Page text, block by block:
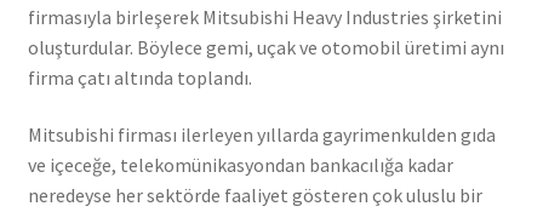
firmasıyla birleşerek Mitsubishi Heavy Industries şirketini
oluşturdular. Böylece gemi, uçak ve otomobil üretimi aynı
firma çatı altında toplandı.
Mitsubishi firması ilerleyen yıllarda gayrimenkulden gıda
ve içeceğe, telekomünikasyondan bankacılığa kadar
neredeyse her sektörde faaliyet gösteren çok uluslu bir